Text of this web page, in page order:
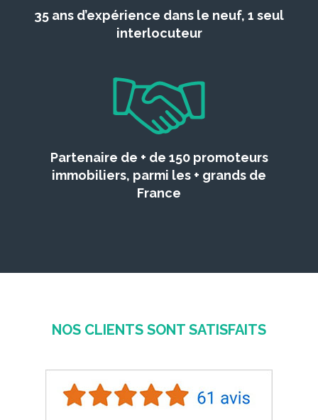
35 ans d’expérience dans le neuf, 1 seul
interlocuteur
Partenaire de + de 150 promoteurs
immobiliers, parmi les + grands de
France
NOS CLIENTS SONT SATISFAITS